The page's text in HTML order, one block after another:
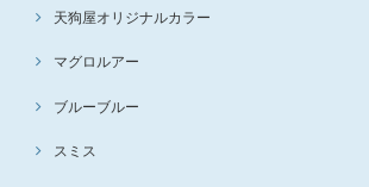
天狗屋オリジナルカラー
マグロルアー
ブルーブルー
スミス